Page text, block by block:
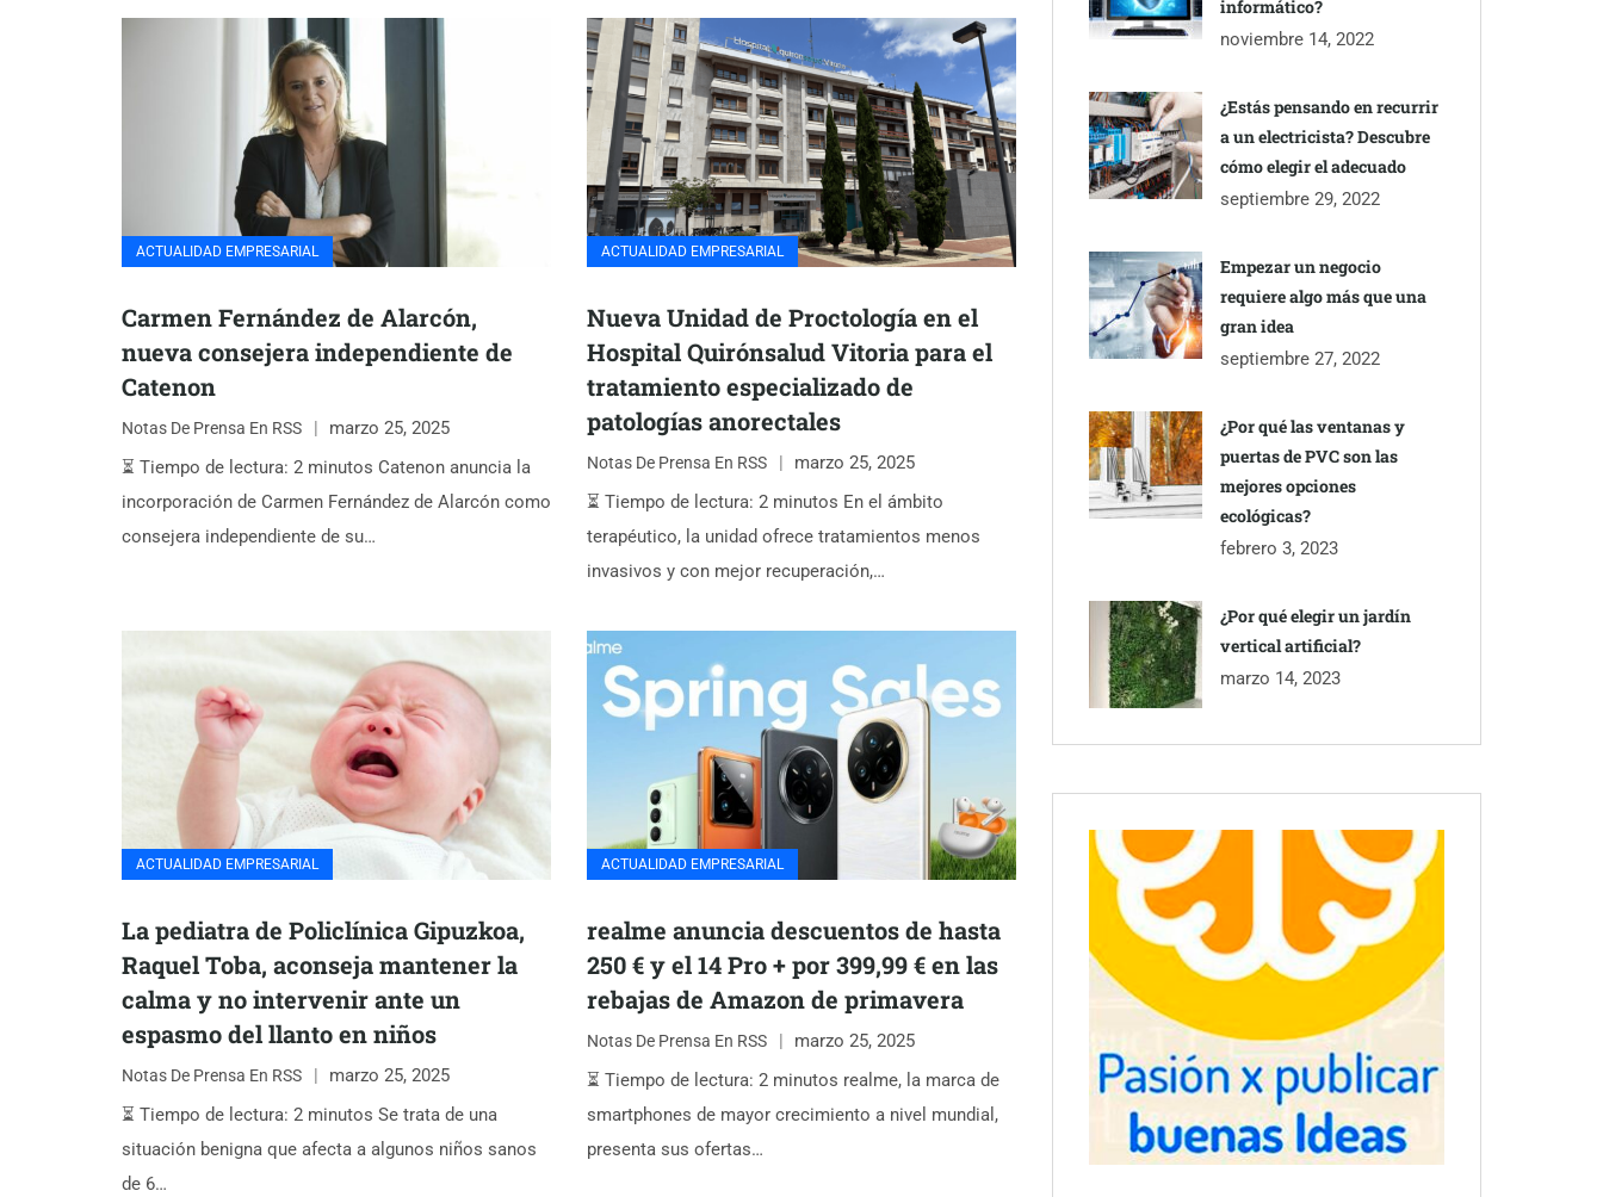
ACTUALIDAD EMPRESARIAL
Carmen Fernández de Alarcón,
nueva consejera independiente de
Catenon
Notas De Prensa En RSS
marzo 25, 2025
⏳ Tiempo de lectura: 2 minutos Catenon anuncia la
incorporación de Carmen Fernández de Alarcón como
consejera independiente de su…
ACTUALIDAD EMPRESARIAL
Nueva Unidad de Proctología en el
Hospital Quirónsalud Vitoria para el
tratamiento especializado de
patologías anorectales
Notas De Prensa En RSS
marzo 25, 2025
⏳ Tiempo de lectura: 2 minutos En el ámbito
terapéutico, la unidad ofrece tratamientos menos
invasivos y con mejor recuperación,…
ACTUALIDAD EMPRESARIAL
La pediatra de Policlínica Gipuzkoa,
Raquel Toba, aconseja mantener la
calma y no intervenir ante un
espasmo del llanto en niños
Notas De Prensa En RSS
marzo 25, 2025
⏳ Tiempo de lectura: 2 minutos Se trata de una
situación benigna que afecta a algunos niños sanos
de 6…
ACTUALIDAD EMPRESARIAL
realme anuncia descuentos de hasta
250 € y el 14 Pro + por 399,99 € en las
rebajas de Amazon de primavera
Notas De Prensa En RSS
marzo 25, 2025
⏳ Tiempo de lectura: 2 minutos realme, la marca de
smartphones de mayor crecimiento a nivel mundial,
presenta sus ofertas…
informático?
noviembre 14, 2022
¿Estás pensando en recurrir
a un electricista? Descubre
cómo elegir el adecuado
septiembre 29, 2022
Empezar un negocio
requiere algo más que una
gran idea
septiembre 27, 2022
¿Por qué las ventanas y
puertas de PVC son las
mejores opciones
ecológicas?
febrero 3, 2023
¿Por qué elegir un jardín
vertical artificial?
marzo 14, 2023